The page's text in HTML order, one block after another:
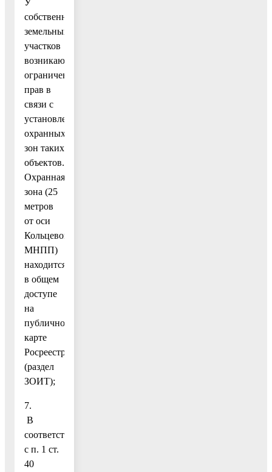
собственников
земельных
участков
возникают
ограничения
прав в
связи с
установлением
охранных
зон таких
объектов.
Охранная
зона (25
метров
от оси
Кольцевого
МНПП)
находится
в общем
доступе
на
публичной
карте
Росреестра
(раздел
ЗОИТ);
7.
В
соответствии
с п. 1 ст.
40